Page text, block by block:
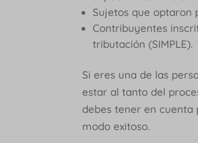
Sujetos que optaron
Contribuyentes
tributación (SIMPLE).
Si eres una de las
estar al tanto del
debes tener en
modo exitoso.